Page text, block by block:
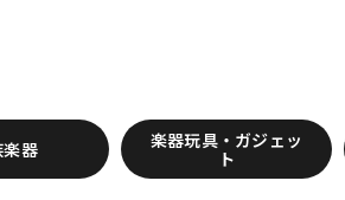
楽器
楽器玩具・ガジェッ
ト